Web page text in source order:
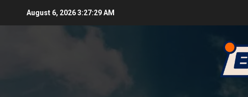
August 6, 20263:27:30 AM